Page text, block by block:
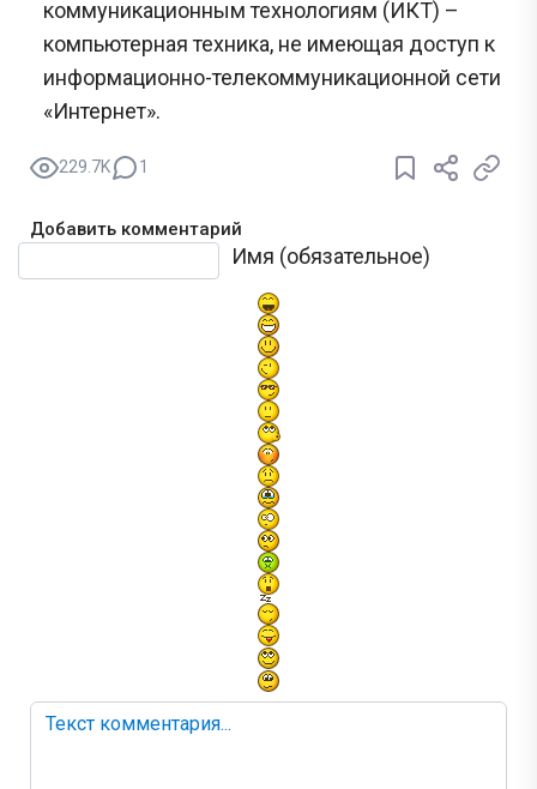
коммуникационным технологиям (ИКТ) –
компьютерная техника, не имеющая доступ к
информационно-телекоммуникационной сети
«Интернет».
229.7K 1
Добавить комментарий
Имя (обязательное)